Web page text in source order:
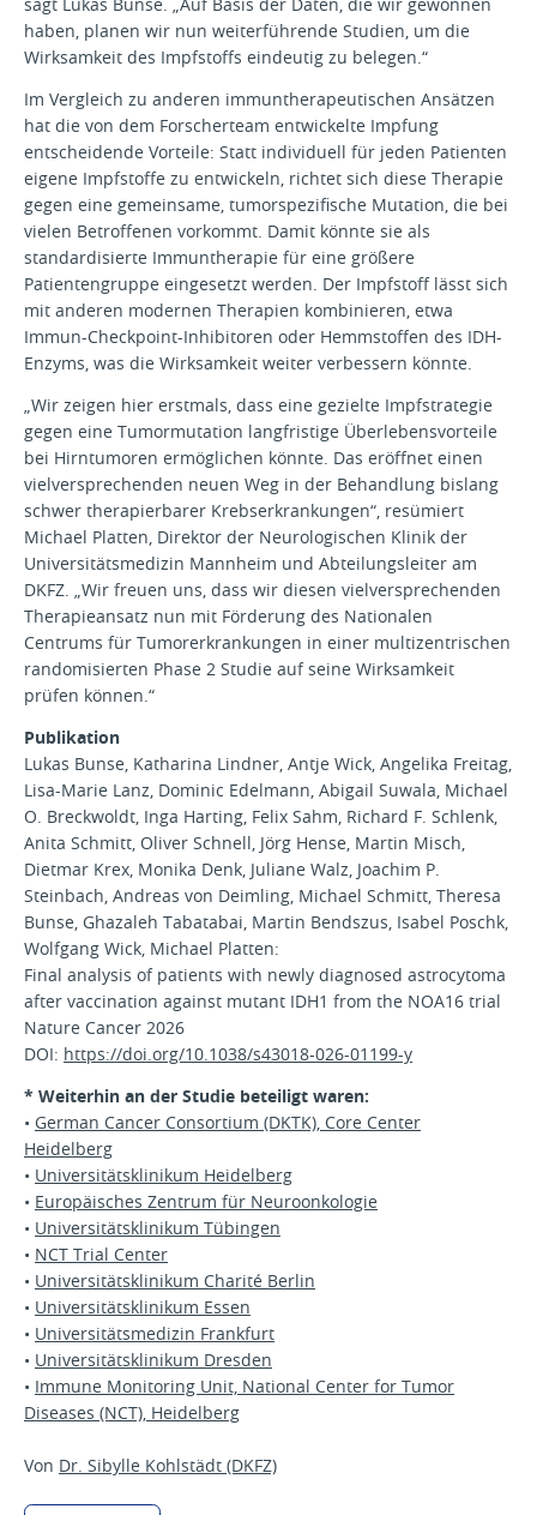
sagt Lukas Bunse. „Auf Basis der Daten, die wir gewonnen
haben, planen wir nun weiterführende Studien, um die
Wirksamkeit des Impfstoffs eindeutig zu belegen.“
Im Vergleich zu anderen immuntherapeutischen Ansätzen
hat die von dem Forscherteam entwickelte Impfung
entscheidende Vorteile: Statt individuell für jeden Patienten
eigene Impfstoffe zu entwickeln, richtet sich diese Therapie
gegen eine gemeinsame, tumorspezifische Mutation, die bei
vielen Betroffenen vorkommt. Damit könnte sie als
standardisierte Immuntherapie für eine größere
Patientengruppe eingesetzt werden. Der Impfstoff lässt sich
mit anderen modernen Therapien kombinieren, etwa
Immun-Checkpoint-Inhibitoren oder Hemmstoffen des IDH-
Enzyms, was die Wirksamkeit weiter verbessern könnte.
„Wir zeigen hier erstmals, dass eine gezielte Impfstrategie
gegen eine Tumormutation langfristige Überlebensvorteile
bei Hirntumoren ermöglichen könnte. Das eröffnet einen
vielversprechenden neuen Weg in der Behandlung bislang
schwer therapierbarer Krebserkrankungen“, resümiert
Michael Platten, Direktor der Neurologischen Klinik der
Universitätsmedizin Mannheim und Abteilungsleiter am
DKFZ. „Wir freuen uns, dass wir diesen vielversprechenden
Therapieansatz nun mit Förderung des Nationalen
Centrums für Tumorerkrankungen in einer multizentrischen
randomisierten Phase 2 Studie auf seine Wirksamkeit
prüfen können.“
Publikation
Lukas Bunse, Katharina Lindner, Antje Wick, Angelika Freitag,
Lisa-Marie Lanz, Dominic Edelmann, Abigail Suwala, Michael
O. Breckwoldt, Inga Harting, Felix Sahm, Richard F. Schlenk,
Anita Schmitt, Oliver Schnell, Jörg Hense, Martin Misch,
Dietmar Krex, Monika Denk, Juliane Walz, Joachim P.
Steinbach, Andreas von Deimling, Michael Schmitt, Theresa
Bunse, Ghazaleh Tabatabai, Martin Bendszus, Isabel Poschk,
Wolfgang Wick, Michael Platten:
Final analysis of patients with newly diagnosed astrocytoma
after vaccination against mutant IDH1 from the NOA16 trial
Nature Cancer 2026
DOI: https://doi.org/10.1038/s43018-026-01199-y
* Weiterhin an der Studie beteiligt waren:
• German Cancer Consortium (DKTK), Core Center
Heidelberg
• Universitätsklinikum Heidelberg
• Europäisches Zentrum für Neuroonkologie
• Universitätsklinikum Tübingen
• NCT Trial Center
• Universitätsklinikum Charité Berlin
• Universitätsklinikum Essen
• Universitätsmedizin Frankfurt
• Universitätsklinikum Dresden
• Immune Monitoring Unit, National Center for Tumor
Diseases (NCT), Heidelberg
Von Dr. Sibylle Kohlstädt (DKFZ)